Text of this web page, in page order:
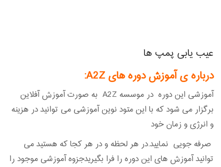
عیب یابی پمپ ها
درباره ی آموزش دوره های A2Z :
آموزشی این دوره در موسسه A2Z به صورت آموزش آفلاین
برگزار می شود که با این متود نوین آموزشی می توانید در هزینه
و انرژی و زمان خود
صرفه جویی نمایید.در هر لحظه و در هر کجا که هستید می
توانید آموزش های این دوره را فرا بگیریدجزوه آموزشی موجود را